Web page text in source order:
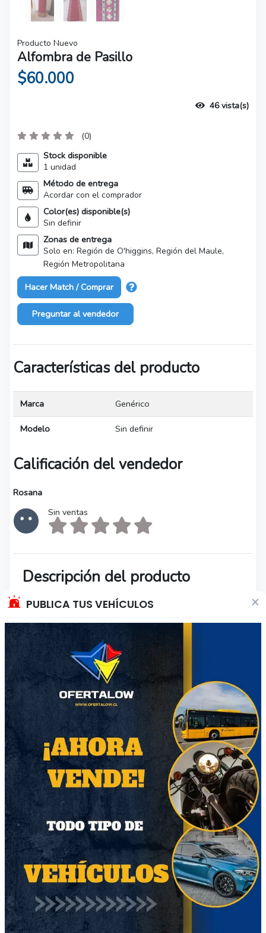
PUBLICA TUS VEHÍCULOS ×
Producto Nuevo
Alfombra de Pasillo
$60.000
46 vista(s)
(0)
Stock disponible
1 unidad
Método de entrega
Acordar con el comprador
Color(es) disponible(s)
Sin definir
Zonas de entrega
Solo en: Región de O'higgins, Región del Maule,
Región Metropolitana
Hacer Match / Comprar
Preguntar al vendedor
Características del producto
Marca Genérico
Modelo Sin definir
Calificación del vendedor
Rosana
Sin ventas
Descripción del producto
Alfombra de pasillo color rojo y Diseño
Producto unico. Medidas 8.30 m x 0.67 m
La alfombra nunca fue utilizada, puede tener
algún desgaste por almacenamiento
Otros productos relacionados
48
Manteles Individuales
fibra de Bambú
Nova de 70 mts